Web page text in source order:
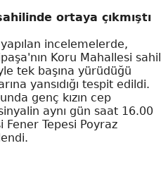
ortaya çıkmıştı
incelemelerde,
Koru Mahallesi sahil
tek başına yürüdüğü
yansıdığı tespit edildi.
genç kızın cep
aynı gün saat 16.00
Fener Tepesi Poyraz